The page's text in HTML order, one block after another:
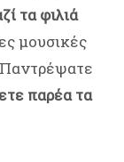
τα φιλιά
μουσικές
παρέα τα